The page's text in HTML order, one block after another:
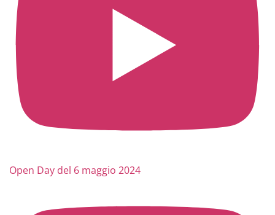
Open Day del 6 maggio 2024